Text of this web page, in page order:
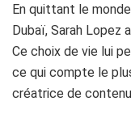
En quittant le
Dubaï, Sarah Lopez
Ce choix de vie lui
ce qui compte le
créatrice de